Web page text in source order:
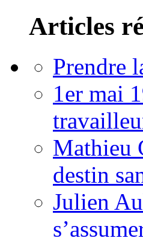
Articles
Prendre
1er mai
Mathieu
destin
Julien